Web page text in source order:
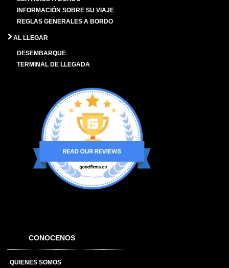
INFORMACIÓN SOBRE SU VIAJE
REGLAS GENERALES A BORDO
AL LLEGAR
DESEMBARQUE
TERMINAL DE LLEGADA
CONOCENOS
QUIENES SOMOS